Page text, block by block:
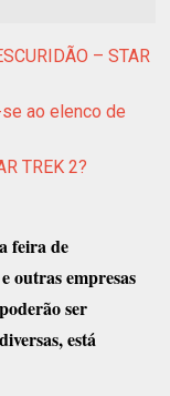
– STAR
ao elenco de
TREK 2?
feira de
outras empresas
ser
está